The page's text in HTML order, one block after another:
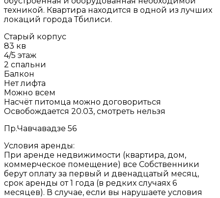
техникой. Квартира находится в одной из лучших
локаций города Тбилиси.
Старый корпус
83 кв
4/5 этаж
2 спальни
Балкон
Нет лифта
Можно всем
Насчёт питомца можно договориться
Освобождается 20.03, смотреть нельзя
Пр.Чавчавадзе 56
Условия аренды:
При аренде недвижимости (квартира, дом,
коммерческое помещение) все Собственники
берут оплату за первый и двенадцатый месяц,
срок аренды от 1 года (в редких случаях 6
месяцев). В случае, если вы нарушаете условия